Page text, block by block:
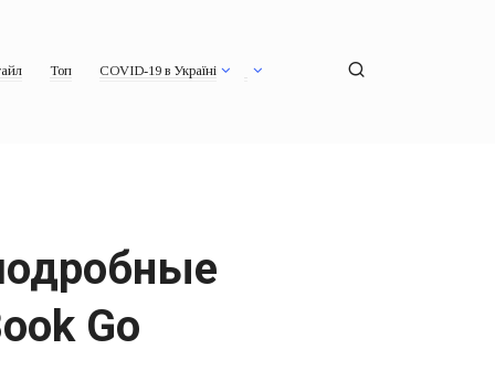
Топ COVID-19 в Україні
Go